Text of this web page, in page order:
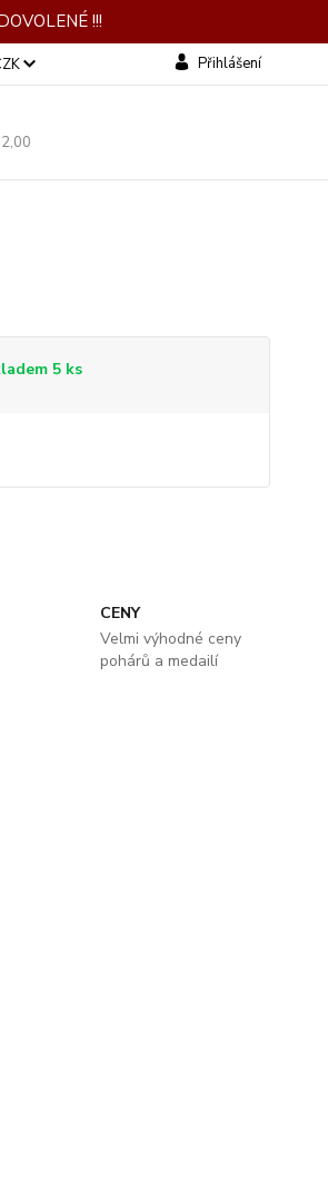
!!!
Přihlášení
5 ks
CENY
Velmi výhodné ceny
pohárů a medailí